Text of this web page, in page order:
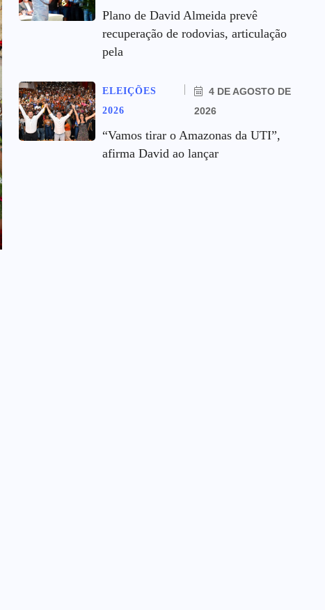
Plano de David Almeida prevê
recuperação de rodovias, articulação
pela
ELEIÇÕES
2026
4 DE AGOSTO DE
2026
“Vamos tirar o Amazonas da UTI”,
afirma David ao lançar